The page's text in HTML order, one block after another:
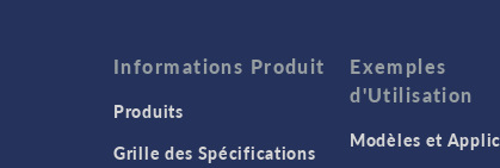
Informations Produit
Produits
Grille des Spécifications
Exemples
d'Utilisation
Modèles et